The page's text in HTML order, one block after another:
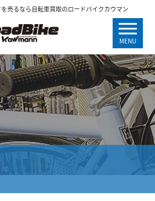
売るなら自転車買取のロードバイクカウマン
MENU